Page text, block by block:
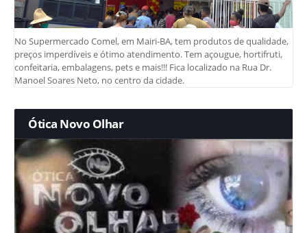
No Supermercado Comel, em Mairi-BA, tem produtos de qualidade,
preços imperdíveis e ótimo atendimento. Tem açougue, hortifruti,
confeitaria, embalagens, pets e mais!!! Fica localizado na Rua Dr.
Manoel Soares Neto, no centro da cidade.
Ótica Novo Olhar